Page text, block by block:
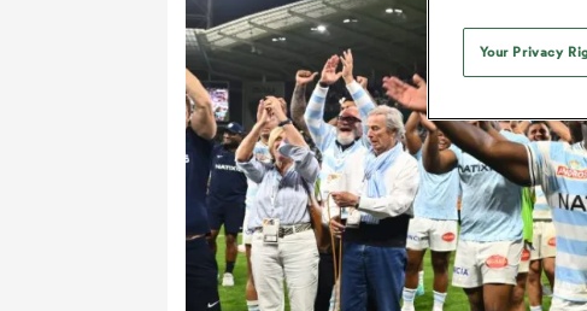
Your Privacy